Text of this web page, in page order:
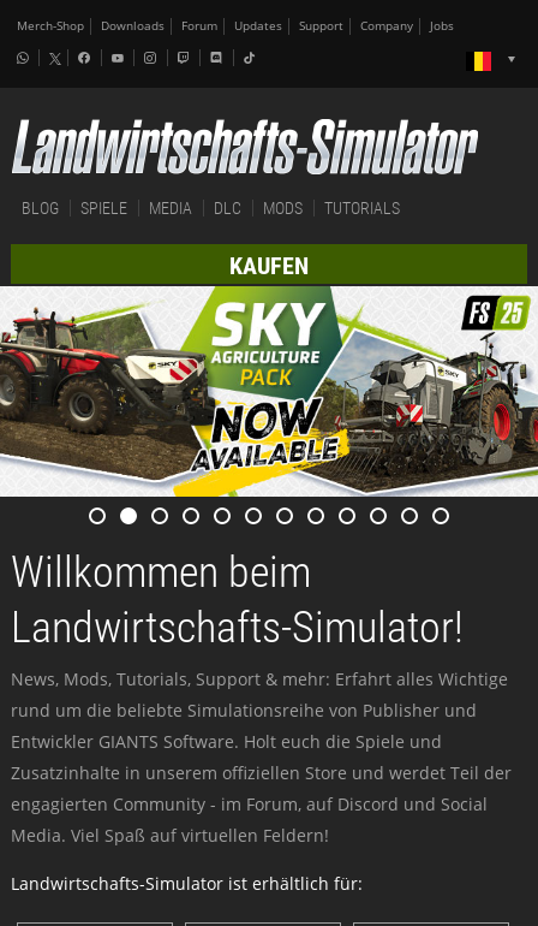
Merch-Shop Downloads Forum Updates Support Company Jobs
BLOG SPIELE MEDIA DLC MODS TUTORIALS
KAUFEN
Willkommen beim
Landwirtschafts-Simulator!
News, Mods, Tutorials, Support & mehr: Erfahrt alles Wichtige
rund um die beliebte Simulationsreihe von Publisher und
Entwickler GIANTS Software. Holt euch die Spiele und
Zusatzinhalte in unserem offiziellen Store und werdet Teil der
engagierten Community - im Forum, auf Discord und Social
Media. Viel Spaß auf virtuellen Feldern!
Landwirtschafts-Simulator ist erhältlich für: